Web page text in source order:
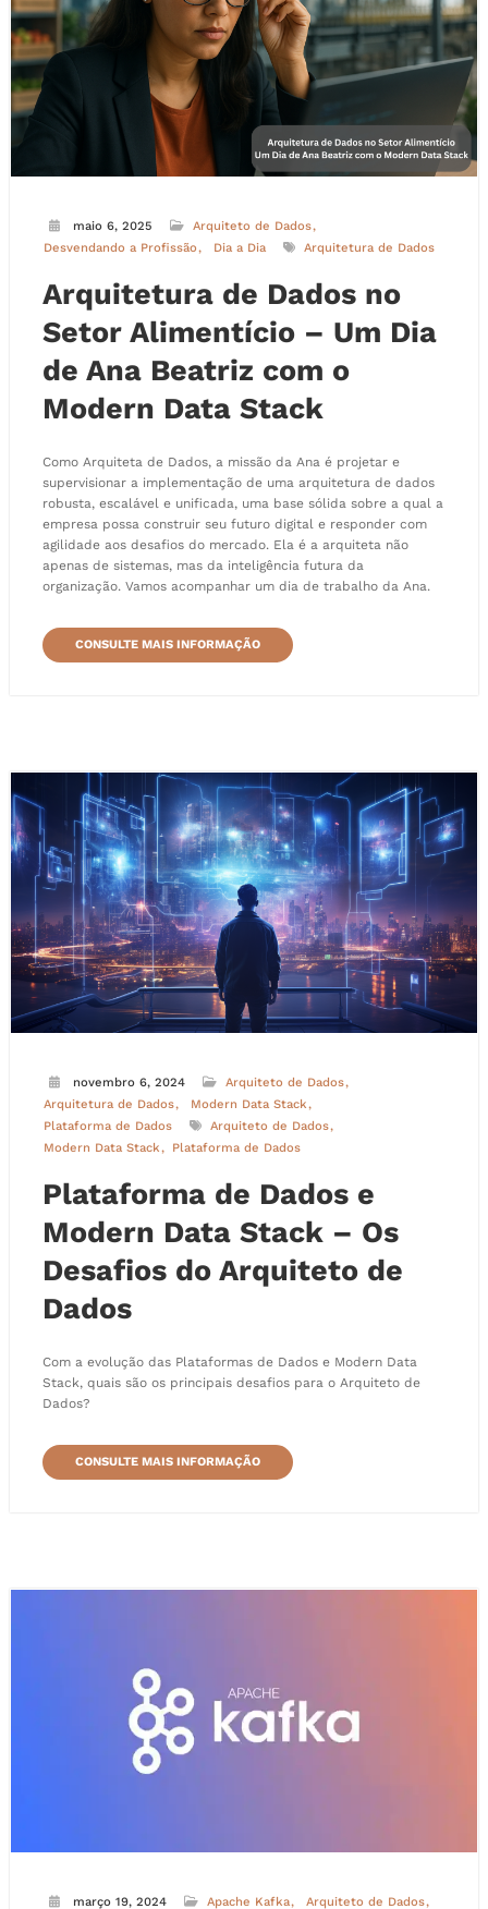
maio 6, 2025
Arquiteto de Dados
Desvendando a Profissão
Dia a Dia Arquitetura de Dados
Arquitetura de Dados no
Setor Alimentício – Um Dia
de Ana Beatriz com o
Modern Data Stack
Como Arquiteta de Dados, a missão da Ana é projetar e
supervisionar a implementação de uma arquitetura de dados
robusta, escalável e unificada, uma base sólida sobre a qual a
empresa possa construir seu futuro digital e responder com
agilidade aos desafios do mercado. Ela é a arquiteta não
apenas de sistemas, mas da inteligência futura da
organização. Vamos acompanhar um dia de trabalho da Ana.
CONSULTE MAIS INFORMAÇÃO
novembro 6, 2024
Arquiteto de Dados
Arquitetura de Dados
Modern Data Stack
Plataforma de Dados
Arquiteto de Dados
Modern Data Stack
Plataforma de Dados
Plataforma de Dados e
Modern Data Stack – Os
Desafios do Arquiteto de
Dados
Com a evolução das Plataformas de Dados e Modern Data
Stack, quais são os principais desafios para o Arquiteto de
Dados?
CONSULTE MAIS INFORMAÇÃO
março 19, 2024 Apache Kafka Arquiteto de Dados